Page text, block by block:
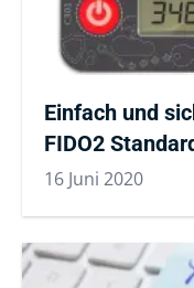
Einfach und
FIDO2
16 Juni 2020